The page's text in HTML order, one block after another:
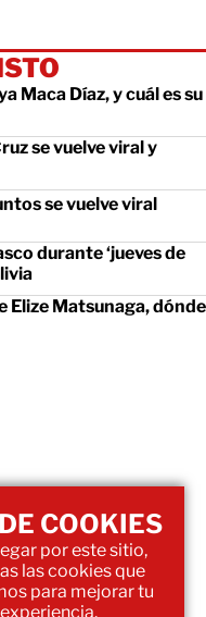
Maca Díaz, y cuál es su
se vuelve viral y
se vuelve viral
durante ‘jueves de
Elize Matsunaga, dónde
COOKIES
por este sitio,
las cookies que
para mejorar tu
experiencia.